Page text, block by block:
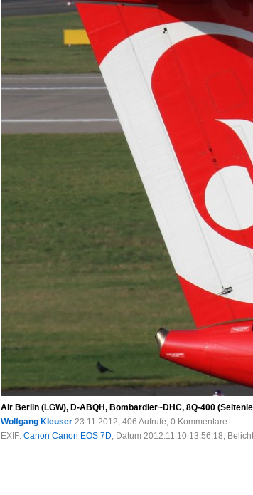
Air Berlin (LGW), D-ABQH, Bombardier~DHC, 8Q-400
Wolfgang Kleuser 23.11.2012, 406 Aufrufe, 0 Kommentare
EXIF: Canon Canon EOS 7D, Datum 2012:11:10 13:56:18,